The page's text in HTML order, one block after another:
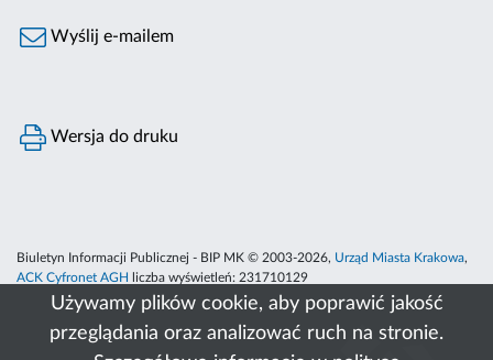
Używamy plików cookie, aby poprawić jakość
przeglądania oraz analizować ruch na stronie.
Wyślij e-mailem
Wersja do druku
Biuletyn Informacji Publicznej - BIP MK © 2003-2026, Urząd Miasta Krakowa,
ACK Cyfronet AGH
liczba wyświetleń: 231710129